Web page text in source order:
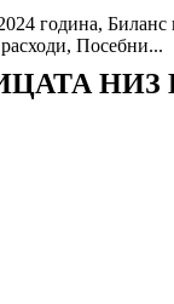
година, Биланс
Посебни...
НИЗ